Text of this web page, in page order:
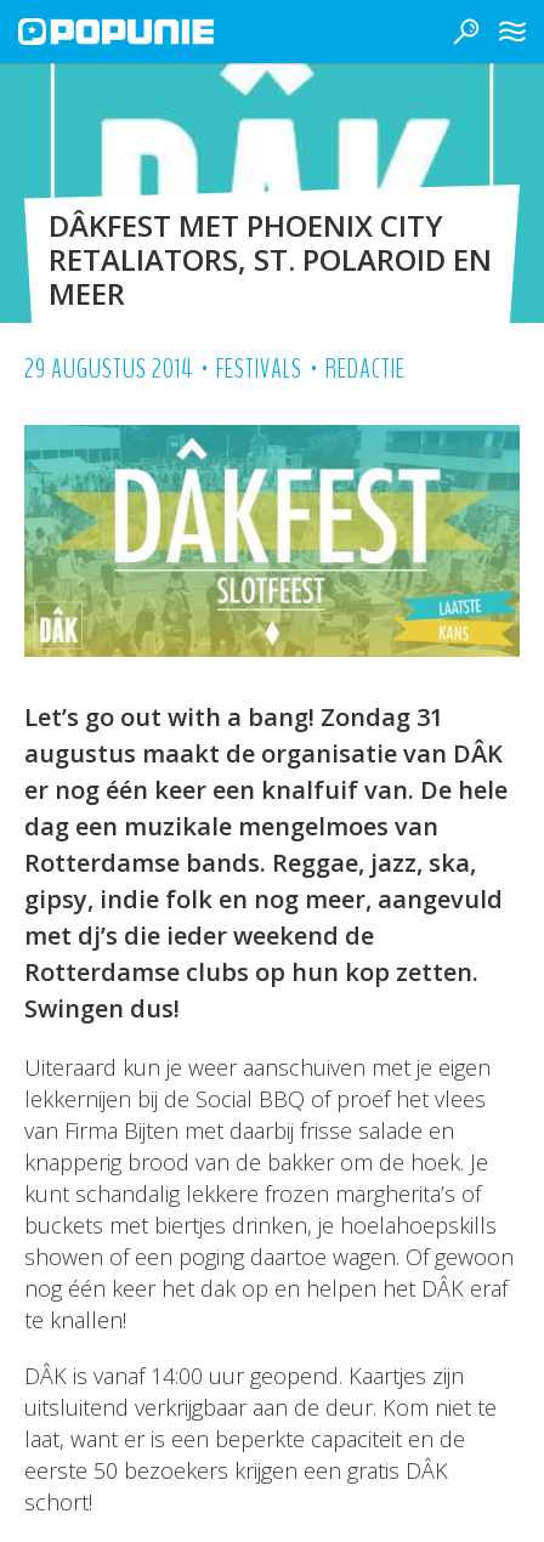
DÂKFEST MET PHOENIX CITY
RETALIATORS, ST. POLAROID EN
MEER
29 AUGUSTUS 2014 • FESTIVALS • REDACTIE
Let’s go out with a bang! Zondag 31
augustus maakt de organisatie van DÂK
er nog één keer een knalfuif van. De hele
dag een muzikale mengelmoes van
Rotterdamse bands. Reggae, jazz, ska,
gipsy, indie folk en nog meer, aangevuld
met dj’s die ieder weekend de
Rotterdamse clubs op hun kop zetten.
Swingen dus!
Uiteraard kun je weer aanschuiven met je eigen
lekkernijen bij de Social BBQ of proef het vlees
van Firma Bijten met daarbij frisse salade en
knapperig brood van de bakker om de hoek. Je
kunt schandalig lekkere frozen margherita’s of
buckets met biertjes drinken, je hoelahoepskills
showen of een poging daartoe wagen. Of gewoon
nog één keer het dak op en helpen het DÂK eraf
te knallen!
DÂK is vanaf 14:00 uur geopend. Kaartjes zijn
uitsluitend verkrijgbaar aan de deur. Kom niet te
laat, want er is een beperkte capaciteit en de
eerste 50 bezoekers krijgen een gratis DÂK
schort!